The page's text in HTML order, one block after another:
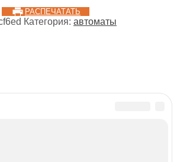
РАСПЕЧАТАТЬ
Категория: автоматы